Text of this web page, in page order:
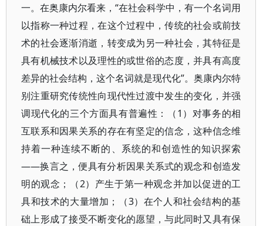
一。在奥康内尔看来，“在社会科学中，有一个名词用
以指称一种过程，在这个过程中，传统的社会或前技
术的社会逐渐消逝，转变成为另一种社会，其特征是
具有机械技术以及理性的或世俗的态度，并具有高度
差异的社会结构，这个名词就是现代化”。奥康内尔特
别注重研究传统性向现代性过渡中发生的变化，并强
调现代化的三个方面具有普遍性：（1）对事务的相
互联系和因果关系的存在有坚定的信念，这种信念维
持着一种连续不断的、系统的和创造性的知识探索
——换言之，便具有分析因果关系式的观念和创造发
明的观念；（2）产生于第一种观念并加以促进的工
具和技术的大量增加；（3）在个人和社会结构的基
础上形成了接受不断变化的愿望，与此同时又具有保